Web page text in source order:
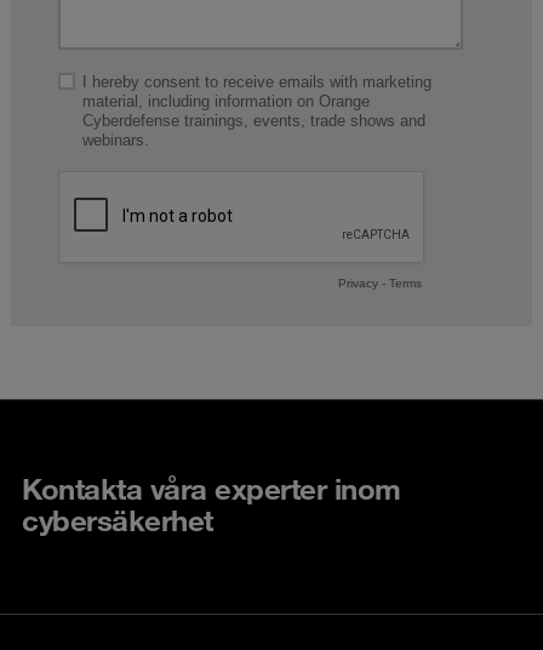
Kontakta våra experter inom
cybersäkerhet